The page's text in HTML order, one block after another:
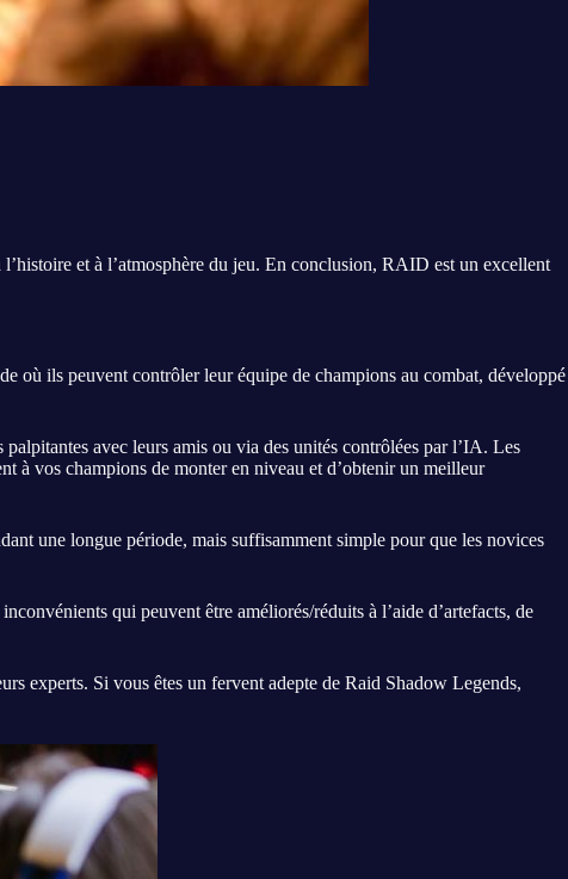
et à l’atmosphère du jeu. En conclusion, RAID est un excellent
où ils peuvent contrôler leur équipe de champions au combat, développé
avec leurs amis ou via des unités contrôlées par l’IA. Les
à vos champions de monter en niveau et d’obtenir un meilleur
une longue période, mais suffisamment simple pour que les novices
qui peuvent être améliorés/réduits à l’aide d’artefacts, de
experts. Si vous êtes un fervent adepte de Raid Shadow Legends,